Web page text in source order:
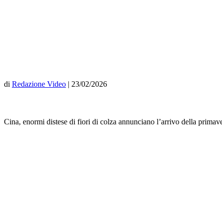
di Redazione Video | 23/02/2026
Cina, enormi distese di fiori di colza annunciano l’arrivo della